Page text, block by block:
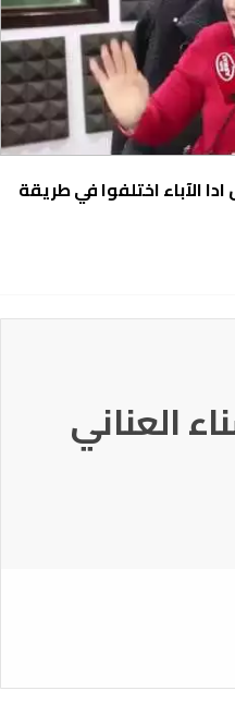
الآباء اختلفوا في طريقة
ميزاب